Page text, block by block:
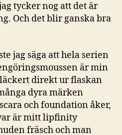
tycker nog att det är
Och det blir ganska bra
jag säga att hela serien
är min
direkt ur flaskan
dyra märken
och foundation åker,
är mitt lipfinity
fräsch och man